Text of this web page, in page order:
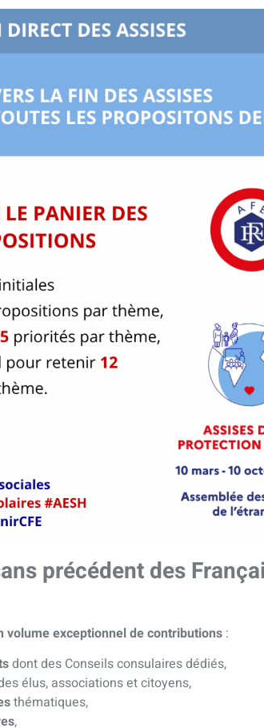
précédent des
volume exceptionnel de contributions :
dont des Conseils consulaires dédiés,
élus, associations et citoyens,
thématiques,
,